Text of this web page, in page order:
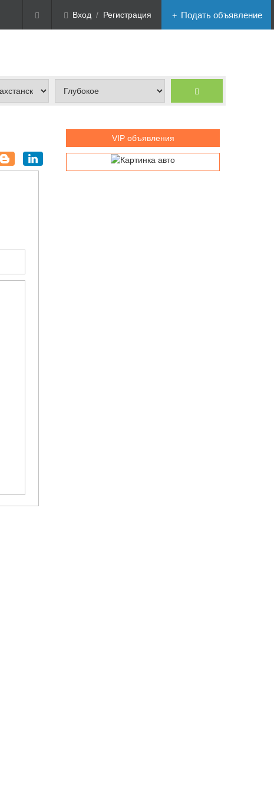
Вход / Регистрация Подать объявление
VIP объявления